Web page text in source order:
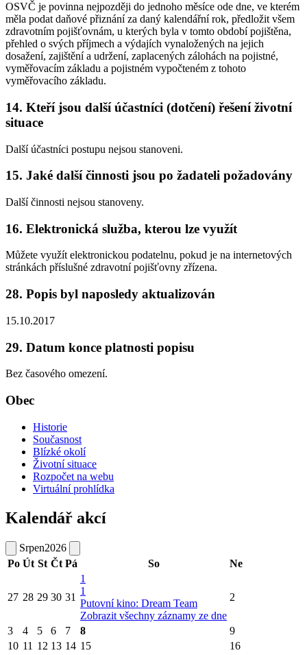
OSVČ je povinna nejpozději do jednoho měsíce ode dne, ve kterém
měla podat daňové přiznání za daný kalendářní rok, předložit všem
zdravotním pojišťovnám, u kterých byla v tomto období pojištěna,
přehled o svých příjmech a výdajích vynaložených na jejich
dosažení, zajištění a udržení, zaplacených zálohách na pojistné,
vyměřovacím základu a pojistném vypočteném z tohoto
vyměřovacího základu.
14. Kteří jsou další účastníci (dotčení) řešení životní
situace
Další účastníci postupu nejsou stanoveni.
15. Jaké další činnosti jsou po žadateli požadovány
Další činnosti nejsou stanoveny.
16. Elektronická služba, kterou lze využít
Můžete využít elektronickou podatelnu, pokud je na internetových
stránkách příslušné zdravotní pojišťovny zřízena.
28. Popis byl naposledy aktualizován
15.10.2017
29. Datum konce platnosti popisu
Bez časového omezení.
Obec
Historie
Současnost
Blízké okolí
Životní situace
Rozpočet na webu
Virtuální prohlídka
Kalendář akcí
Srpen2026
Po Út St Čt Pá So Ne
27 28 29 30 31
1
1
Putovní kino: Dream Team
Zobrazit všechny záznamy ze dne
2
3 4 5 6 7 8
9
10 11 12 13 14 15
16